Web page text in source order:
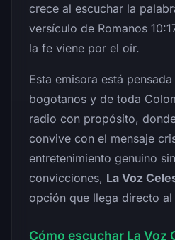
crece al escuchar la
versículo de Romanos
la fe viene por el oír.
Esta emisora está
bogotanos y de toda
radio con propósito,
convive con el mensaje
entretenimiento genuino
convicciones, La Voz
opción que llega directo
Cómo escuchar La Voz